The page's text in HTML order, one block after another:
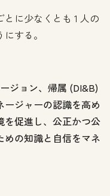
に少なくとも 1 人の
する。
ジョン、帰属 (DI&B)
ジャーの認識を高め
を促進し、公正かつ公
の知識と自信をマネ